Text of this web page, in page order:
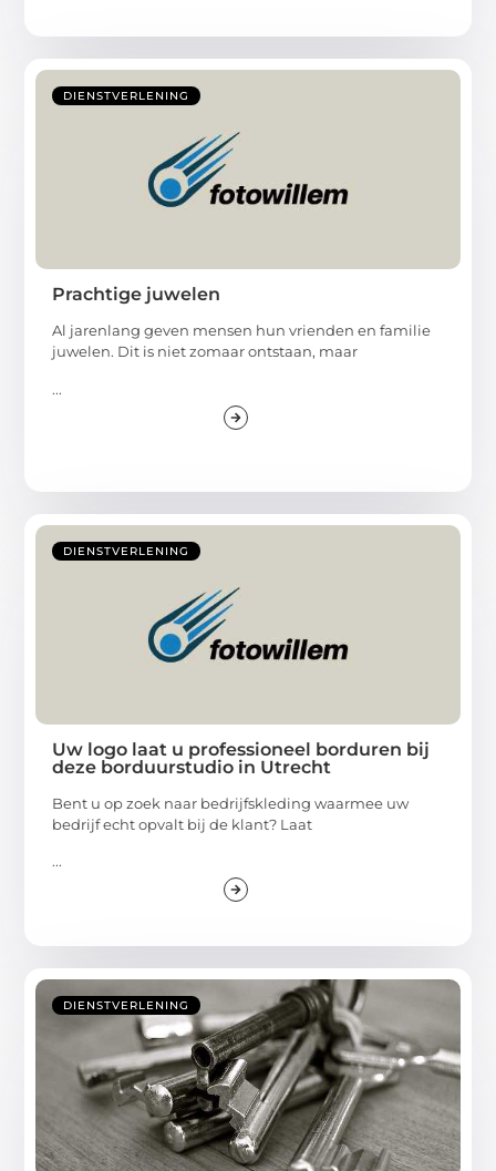
DIENSTVERLENING
Prachtige juwelen
Al jarenlang geven mensen hun vrienden en familie
juwelen. Dit is niet zomaar ontstaan, maar
...
DIENSTVERLENING
Uw logo laat u professioneel borduren bij
deze borduurstudio in Utrecht
Bent u op zoek naar bedrijfskleding waarmee uw
bedrijf echt opvalt bij de klant? Laat
...
DIENSTVERLENING